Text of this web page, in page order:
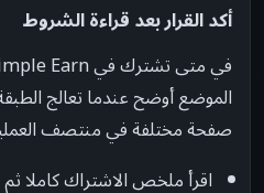
أكد القرار بعد قراءة الشروط
الموضع أوضح عندما تعالج الطبقة
صفحة مختلفة في منتصف
اقرأ ملخص الاشتراك كاملا